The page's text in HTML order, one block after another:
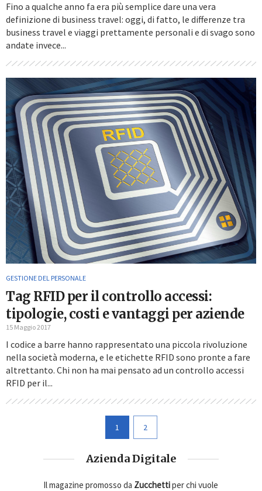
Fino a qualche anno fa era più semplice dare una vera
definizione di business travel: oggi, di fatto, le differenze tra
business travel e viaggi prettamente personali e di svago sono
andate invece...
GESTIONE DEL PERSONALE
Tag RFID per il controllo accessi:
tipologie, costi e vantaggi per aziende
15 Maggio 2017
I codice a barre hanno rappresentato una piccola rivoluzione
nella società moderna, e le etichette RFID sono pronte a fare
altrettanto. Chi non ha mai pensato ad un controllo accessi
RFID per il...
1 2
Azienda Digitale
Il magazine promosso da Zucchettiper chi vuole